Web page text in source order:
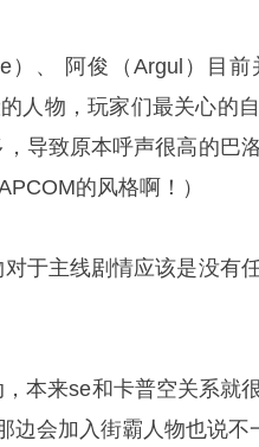
）、 阿俊（Argul）目
人物，玩家们最关心的
导致原本呼声很高的巴
的风格啊！）
于主线剧情应该是没有
本来se和卡普空关系就
边会加入街霸人物也说不